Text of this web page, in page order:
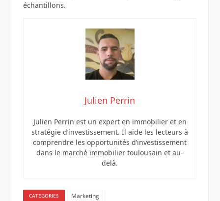
échantillons.
Julien Perrin
Julien Perrin est un expert en immobilier et en
stratégie d’investissement. Il aide les lecteurs à
comprendre les opportunités d’investissement
dans le marché immobilier toulousain et au-
delà.
CATEGORIES Marketing